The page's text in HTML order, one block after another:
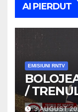
AI PIERDUT
EMISIUNI RNTV
/
3 AUGUST